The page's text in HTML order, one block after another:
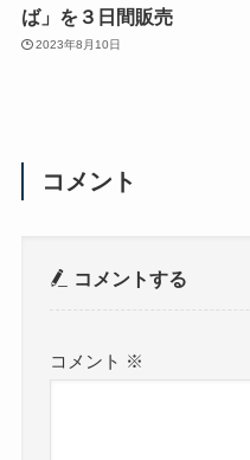
ば」を３日間販売
2023年8月10日
コメント
コメントする
コメント ※